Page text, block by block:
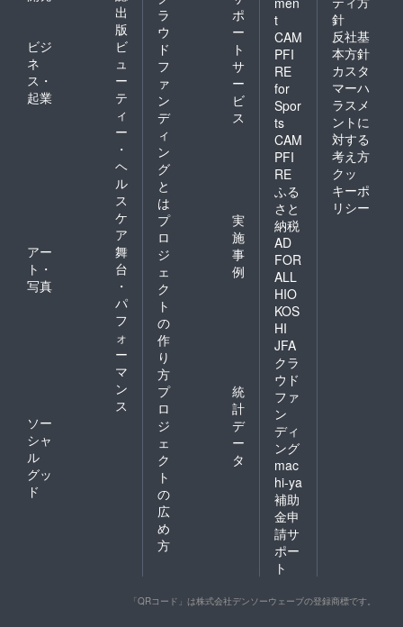
出
版
ビジ
ネ
ス・
起業
ビ
ュ
ー
テ
ィ
ー
・
ヘ
ル
ス
ケ
ア
アー
ト・
写真
舞
台
・
パ
フ
ォ
ー
マ
ン
ス
ソー
シャ
ル
グッ
ド
ラ
ウ
ド
フ
ァ
ン
デ
ィ
ン
グ
と
は
ポ
ー
ト
サ
ー
ビ
ス
プ
ロ
ジ
ェ
ク
ト
の
作
り
方
実
施
事
例
プ
ロ
ジ
ェ
ク
ト
の
広
め
方
統
計
デ
ー
タ
t
CAM
PFI
RE
for
Spor
ts
CAM
PFI
RE
ふる
さと
納税
AD
FOR
ALL
HIO
KOS
HI
JFA
クラ
ウド
ファ
ン
ディ
ング
mac
hi-ya
補助
金申
請サ
ポー
ト
針
反社基
本方針
カスタ
マーハ
ラスメ
ントに
対する
考え方
クッ
キーポ
リシー
「QRコード」は株式会社デンソーウェーブの登録商標です。